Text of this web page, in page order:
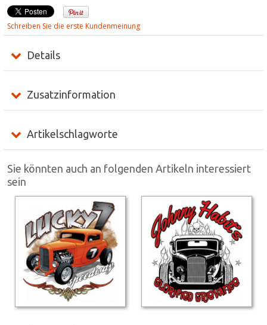
Schreiben Sie die erste Kundenmeinung
Details
Zusatzinformation
Artikelschlagworte
Sie könnten auch an folgenden Artikeln interessiert
sein